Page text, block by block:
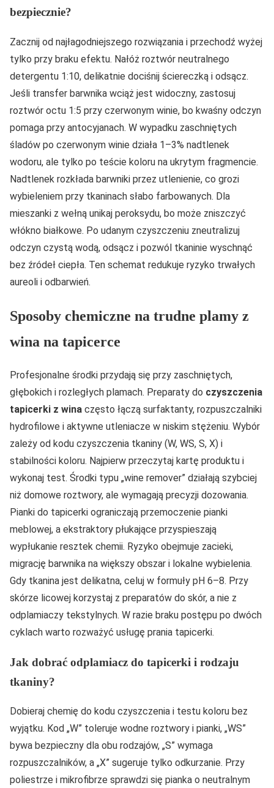
bezpiecznie?
Zacznij od najłagodniejszego rozwiązania i przechodź wyżej
tylko przy braku efektu. Nałóż roztwór neutralnego
detergentu 1:10, delikatnie dociśnij ściereczką i odsącz.
Jeśli transfer barwnika wciąż jest widoczny, zastosuj
roztwór octu 1:5 przy czerwonym winie, bo kwaśny odczyn
pomaga przy antocyjanach. W wypadku zaschniętych
śladów po czerwonym winie działa 1–3% nadtlenek
wodoru, ale tylko po teście koloru na ukrytym fragmencie.
Nadtlenek rozkłada barwniki przez utlenienie, co grozi
wybieleniem przy tkaninach słabo farbowanych. Dla
mieszanki z wełną unikaj peroksydu, bo może zniszczyć
włókno białkowe. Po udanym czyszczeniu zneutralizuj
odczyn czystą wodą, odsącz i pozwól tkaninie wyschnąć
bez źródeł ciepła. Ten schemat redukuje ryzyko trwałych
aureoli i odbarwień.
Sposoby chemiczne na trudne plamy z
wina na tapicerce
Profesjonalne środki przydają się przy zaschniętych,
głębokich i rozległych plamach. Preparaty do czyszczenia
tapicerki z wina często łączą surfaktanty, rozpuszczalniki
hydrofilowe i aktywne utleniacze w niskim stężeniu. Wybór
zależy od kodu czyszczenia tkaniny (W, WS, S, X) i
stabilności koloru. Najpierw przeczytaj kartę produktu i
wykonaj test. Środki typu „wine remover” działają szybciej
niż domowe roztwory, ale wymagają precyzji dozowania.
Pianki do tapicerki ograniczają przemoczenie pianki
meblowej, a ekstraktory płukające przyspieszają
wypłukanie resztek chemii. Ryzyko obejmuje zacieki,
migrację barwnika na większy obszar i lokalne wybielenia.
Gdy tkanina jest delikatna, celuj w formuły pH 6–8. Przy
skórze licowej korzystaj z preparatów do skór, a nie z
odplamiaczy tekstylnych. W razie braku postępu po dwóch
cyklach warto rozważyć usługę prania tapicerki.
Jak dobrać odplamiacz do tapicerki i rodzaju
tkaniny?
Dobieraj chemię do kodu czyszczenia i testu koloru bez
wyjątku. Kod „W” toleruje wodne roztwory i pianki, „WS”
bywa bezpieczny dla obu rodzajów, „S” wymaga
rozpuszczalników, a „X” sugeruje tylko odkurzanie. Przy
poliestrze i mikrofibrze sprawdzi się pianka o neutralnym